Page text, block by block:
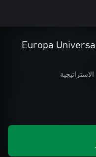
Europa
الاستراتيجية